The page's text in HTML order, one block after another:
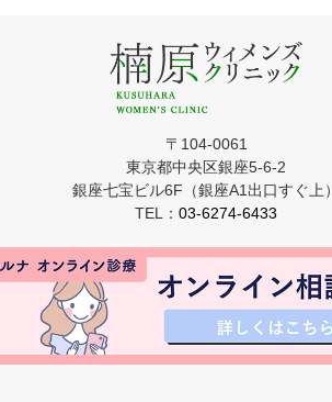
〒104-0061
東京都中央区銀座5-6-2
銀座七宝ビル6F（銀座A1出口すぐ上）
TEL： 03-6274-6433